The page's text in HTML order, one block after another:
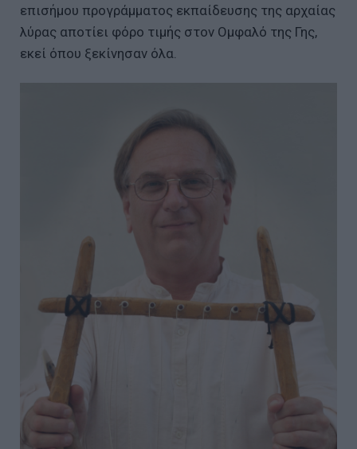
επισήμου προγράμματος εκπαίδευσης της αρχαίας
λύρας αποτίει φόρο τιμής στον Ομφαλό της Γης,
εκεί όπου ξεκίνησαν όλα.